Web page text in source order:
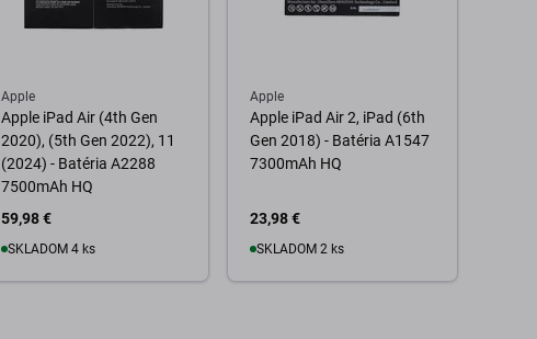
Apple
Apple iPad Air (4th Gen
2020), (5th Gen 2022), 11
(2024) - Batéria A2288
7500mAh HQ
59,98 €
SKLADOM 4 ks
Apple
Apple iPad Air 2, iPad (6th
Gen 2018) - Batéria A1547
7300mAh HQ
23,98 €
SKLADOM 2 ks